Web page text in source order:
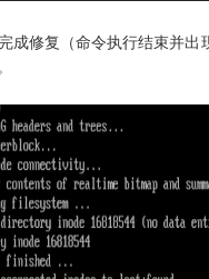
成修复（命令执行结束并出